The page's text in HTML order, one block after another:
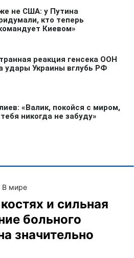
В мире
и сильная
больного
значительно